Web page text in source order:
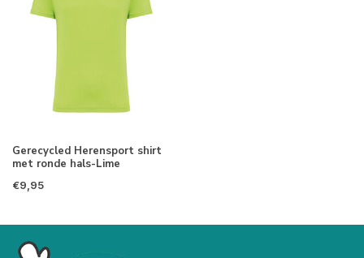
Gerecycled Herensport shirt
met ronde hals-Lime
€9,95